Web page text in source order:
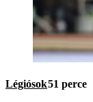
Légiósok51 perce